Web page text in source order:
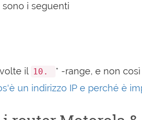
sono i seguenti
il 10. * -range, e non
un indirizzo IP e perché è